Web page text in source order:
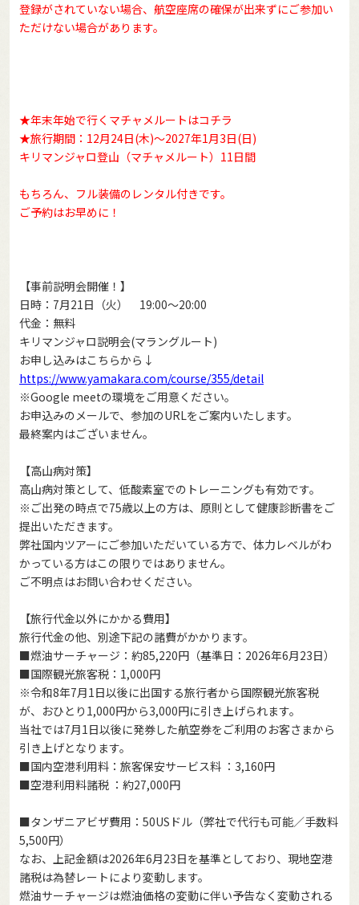
登録がされていない場合、航空座席の確保が出来ずにご参加い
ただけない場合があります。
★年末年始で行くマチャメルートはコチラ
★旅行期間：12月24日(木)～2027年1月3日(日)
キリマンジャロ登山（マチャメルート）11日間
もちろん、フル装備のレンタル付きです。
ご予約はお早めに！
【事前説明会開催！】
日時：7月21日（火） 19:00～20:00
代金：無料
キリマンジャロ説明会(マラングルート)
お申し込みはこちらから↓
https://www.yamakara.com/course/355/detail
※Google meetの環境をご用意ください。
お申込みのメールで、参加のURLをご案内いたします。
最終案内はございません。
【高山病対策】
高山病対策として、低酸素室でのトレーニングも有効です。
※ご出発の時点で75歳以上の方は、原則として健康診断書をご
提出いただきます。
弊社国内ツアーにご参加いただいている方で、体力レベルがわ
かっている方はこの限りではありません。
ご不明点はお問い合わせください。
【旅行代金以外にかかる費用】
旅行代金の他、別途下記の諸費がかかります。
■燃油サーチャージ：約85,220円（基準日：2026年6月23日）
■国際観光旅客税：1,000円
※令和8年7月1日以後に出国する旅行者から国際観光旅客税
が、おひとり1,000円から3,000円に引き上げられます。
当社では7月1日以後に発券した航空券をご利用のお客さまから
引き上げとなります。
■国内空港利用料：旅客保安サービス料 ：3,160円
■空港利用料諸税 ：約27,000円
■タンザニアビザ費用：50USドル（弊社で代行も可能／手数料
5,500円）
なお、上記金額は2026年6月23日を基準としており、現地空港
諸税は為替レートにより変動します。
燃油サーチャージは燃油価格の変動に伴い予告なく変動される